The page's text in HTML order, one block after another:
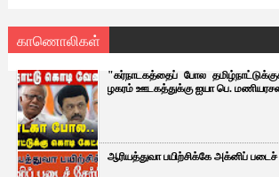
காணொலிகள்
"கர்நாடகத்தைப் போல
ழகரம் ஊடகத்துக்கு ஐயா பெ.
ஆரியத்துவா பயிற்சிக்கே அக்னிப் படைச்